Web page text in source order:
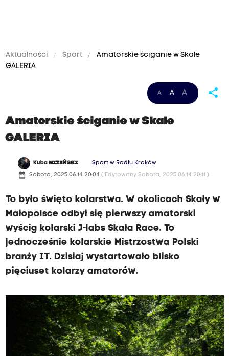
Aktualności Sport
Amatorskie ściganie w Skale
GALERIA
A A A share
Amatorskie ściganie w Skale
GALERIA
Kuba NIZIŃSKI Sport w Radiu Kraków
date_range Sobota, 2025.06.14 20:04 ( Edytowany Sobota, 2025.06.14 20:11 )
To było święto kolarstwa. W okolicach Skały w
Małopolsce odbył się pierwszy amatorski
wyścig kolarski J-labs Skała Race. To
jednocześnie kolarskie Mistrzostwa Polski
branży IT. Dzisiaj wystartowało blisko
pięciuset kolarzy amatorów.